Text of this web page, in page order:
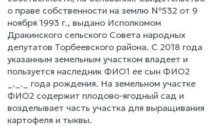
о праве собственности на землю №532 от 9
ноября 1993 г., выдано Исполкомом
Дракинского сельского Совета народных
депутатов Торбеевского района. С 2018 года
указанным земельным участком владеет и
пользуется наследник ФИО1 ее сын ФИО2
_._._ года рождения. На земельном участке
ФИО2 содержит плодово-ягодный сад и
возделывает часть участка для выращивания
картофеля и тыквы.